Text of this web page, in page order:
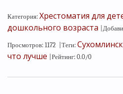
Категория: Хрестоматия для
дошкольного возраста
Просмотров: 1172 Теги:
что лучше Рейтинг: 0.0/0